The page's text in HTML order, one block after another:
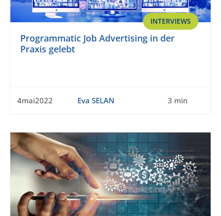
INTERVIEWS
Programmatic Job Advertising in der
Praxis gelebt
4mai2022 Eva SELAN 3 min